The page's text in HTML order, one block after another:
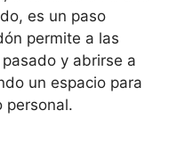
es un paso
permite a las
y abrirse a
un espacio para
personal.